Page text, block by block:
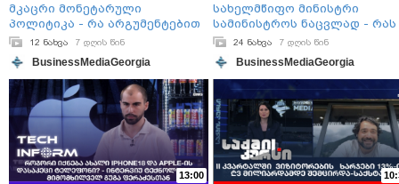
მკაცრი მონეტარული
პოლიტიკა - რა არგუმენტებით
შეინარჩუნა სებმა
რეფინანსირების განაკვეთი
8.25%-ზე?
12 ნახვა 7 დღის წინ
BusinessMediaGeorgia
სახელმწიფო მინისტრი
სამინისტროს ნაცვლად - რას
შეცვლის რეგიონებისთვის
სტრუქტურული ცვლილებები?
24 ნახვა 7 დღის წინ
BusinessMediaGeorgia
13:00